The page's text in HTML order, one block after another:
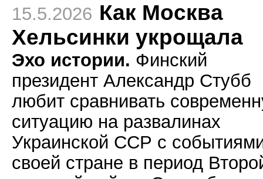
15.5.2026 Как Москва
Хельсинки укрощала
Эхо истории. Финский
президент Александр Стубб
любит сравнивать
ситуацию на развалинах
Украинской ССР с
своей стране в период